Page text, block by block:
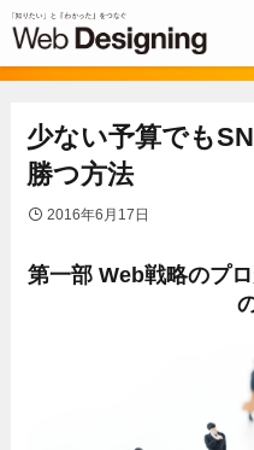
少ない予算でも
勝つ方法
2016年6月17日
第一部 Web戦略のプ